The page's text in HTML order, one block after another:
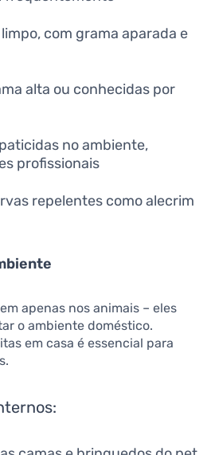
com grama aparada e
alta ou conhecidas por
no ambiente,
profissionais
repelentes como alecrim
apenas nos animais – eles
o ambiente doméstico.
em casa é essencial para